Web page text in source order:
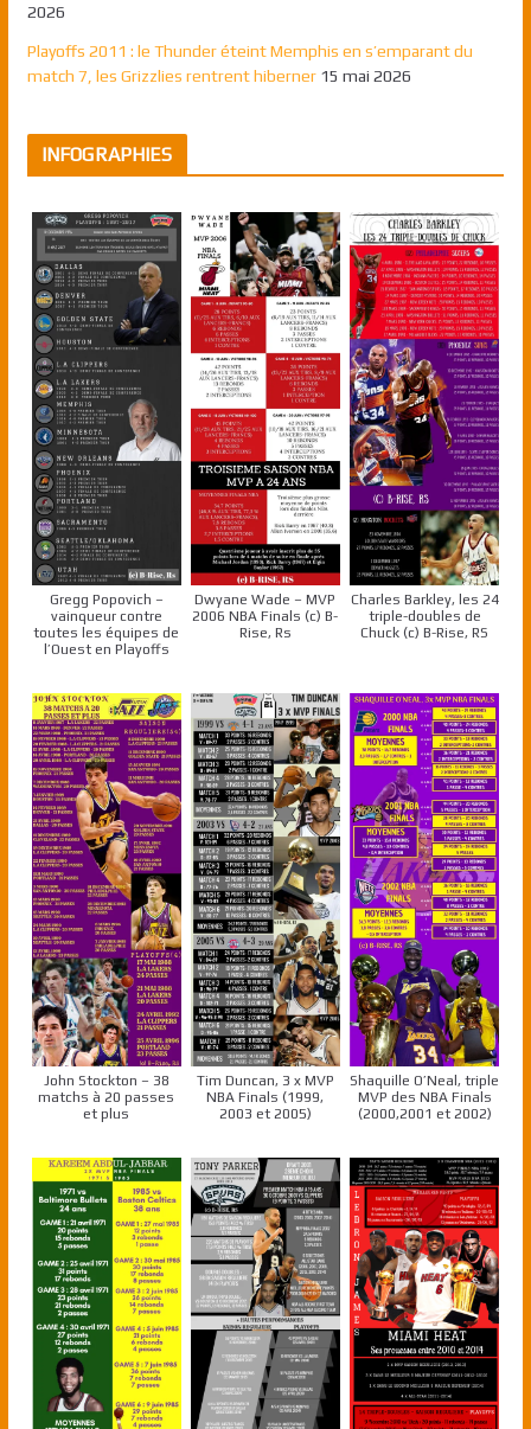
2026
Playoffs 2011 : le Thunder éteint Memphis en s’emparant du
match 7, les Grizzlies rentrent hiberner 15 mai 2026
INFOGRAPHIES
Gregg Popovich –
vainqueur contre
toutes les équipes de
l’Ouest en Playoffs
Dwyane Wade – MVP
2006 NBA Finals (c) B-
Rise, Rs
Charles Barkley, les 24
triple-doubles de
Chuck (c) B-Rise, RS
John Stockton – 38
matchs à 20 passes
et plus
Tim Duncan, 3 x MVP
NBA Finals (1999,
2003 et 2005)
Shaquille O’Neal, triple
MVP des NBA Finals
(2000,2001 et 2002)